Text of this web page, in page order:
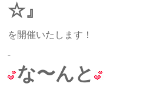
☆』
を開催いたします！
な〜んと